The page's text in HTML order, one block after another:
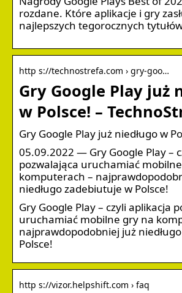
rozdane. Które aplikacje i gry
najlepszych tegorocznych
http s://technostrefa.com › gry-goo…
Gry Google Play już
w Polsce! –
Gry Google Play już niedługo w
05.09.2022 — Gry Google Play –
pozwalająca uruchamiać
komputerach –
niedługo zadebiutuje w Polsce!
Gry Google Play – czyli aplikacja
uruchamiać mobilne gry na
najprawdopodobniej już
Polsce!
http s://vizor.helpshift.com › faq